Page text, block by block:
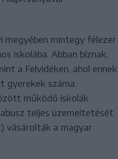
megyében mintegy félezer
iskolába. Abban bíznak,
a Felvidéken, ahol ennek
gyerekek száma.
működő iskolák
teljes üzemeltetését
vásárolták a magyar